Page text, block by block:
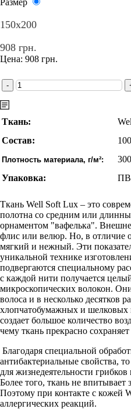
150x200
908 грн.
Цена: 908 грн.
Ткань:
Состав:
Плотность материала, г/м²:
300
Упаковка:
Ткань Well Soft Lux – это
полотна со средним или
орнаментом "вафелька". Внешне
флис или велюр. Но, в отличие
мягкий и нежный. Эти
уникальной технике
подвергаются специальному
с каждой нити получается
микроскопических волокон.
волоса и в несколько десятков
хлопчатобумажных и шелковых
создает большое количество
чему ткань прекрасно сохраняет
Благодаря специальной
антибактериальные свойства,
для жизнедеятельности
Более того, ткань не
Поэтому при контакте с кожей
аллергических реакций.